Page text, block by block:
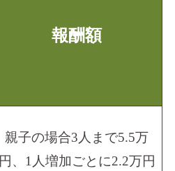
報酬額
親子の場合3人まで5.5万
円、1人増加ごとに2.2万円